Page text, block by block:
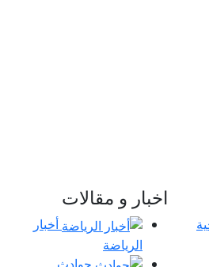
اخبار و مقالات
أخبار
الرياضة